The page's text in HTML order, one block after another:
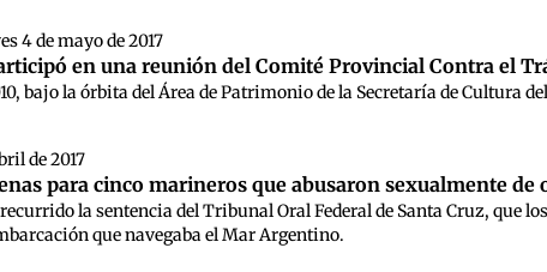
4 de mayo de 2017
en una reunión del Comité Provincial Contra el
bajo la órbita del Área de Patrimonio de la Secretaría de Cultura
de 2017
para cinco marineros que abusaron sexualmente de
la sentencia del Tribunal Oral Federal de Santa Cruz, que
que navegaba el Mar Argentino.